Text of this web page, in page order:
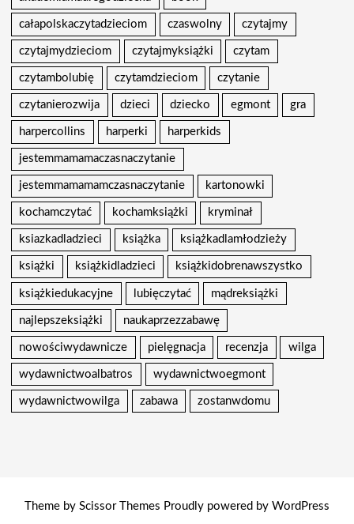
całapolskaczytadzieciom czaswolny czytajmy
czytajmydzieciom czytajmyksiążki czytam
czytambolubię czytamdzieciom czytanie
czytanierozwija dzieci dziecko egmont gra
harpercollins harperki harperkids
jestemmamamaczasnaczytanie
jestemmamamamczasnaczytanie kartonowki
kochamczytać kochamksiążki kryminał
ksiazkadladzieci książka książkadlamłodzieży
książki książkidladzieci książkidobrenawszystko
książkiedukacyjne lubięczytać mądreksiążki
najlepszeksiążki naukaprzezzabawę
nowościwydawnicze pielęgnacja recenzja wilga
wydawnictwoalbatros wydawnictwoegmont
wydawnictwowilga zabawa zostanwdomu
Theme by Scissor Themes Proudly powered by WordPress